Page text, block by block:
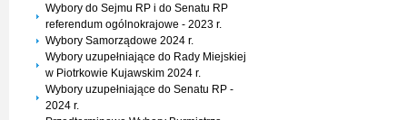
Wybory do Sejmu RP i do Senatu RP
referendum ogólnokrajowe - 2023 r.
Wybory Samorządowe 2024 r.
Wybory uzupełniające do Rady Miejskiej
w Piotrkowie Kujawskim 2024 r.
Wybory uzupełniające do Senatu RP -
2024 r.